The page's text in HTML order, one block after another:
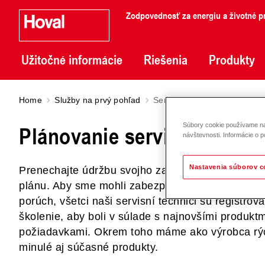
Zodpovednosť za energiu a životné
Užitočné informácie Riešenia Produkty
Home Služby na prvý pohľad Servisne planovanie
Plánovanie servisného
Prenechajte údržbu svojho zariadenia Hoval
plánu. Aby sme mohli zabezpečiť odborné
porúch, všetci naši servisní technici sú
školenie, aby boli v súlade s najnovšími
požiadavkami. Okrem toho máme ako výrobca
minulé aj súčasné produkty.
Súbory cookie používame
návštevnosti. Informácie o
Nastavenia súborov